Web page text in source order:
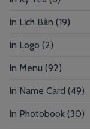
In Lịch Bàn (19)
In Logo (2)
In Menu (92)
In Name Card (49)
In Photobook (30)